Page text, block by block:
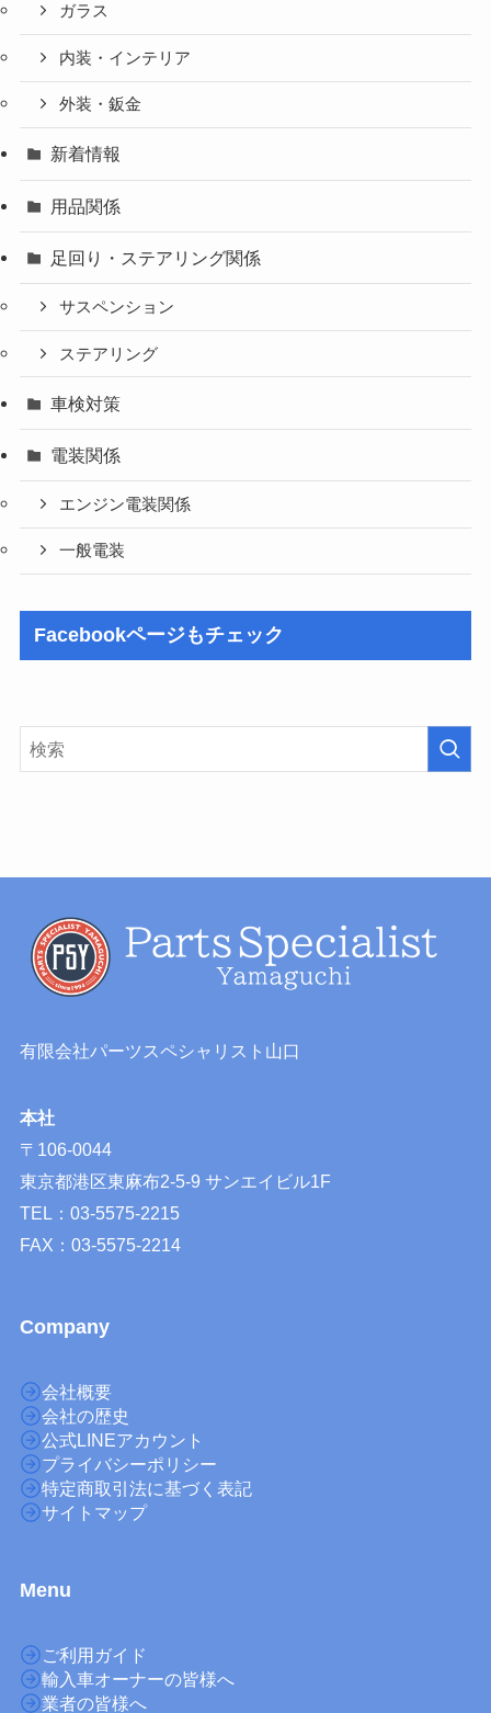
ガラス
内装・インテリア
外装・鈑金
新着情報
用品関係
足回り・ステアリング関係
サスペンション
ステアリング
車検対策
電装関係
エンジン電装関係
一般電装
Facebookページもチェック
有限会社パーツスペシャリスト山口
本社
〒106-0044
東京都港区東麻布2-5-9 サンエイビル1F
TEL：03-5575-2215
FAX：03-5575-2214
Company
会社概要
会社の歴史
公式LINEアカウント
プライバシーポリシー
特定商取引法に基づく表記
サイトマップ
Menu
ご利用ガイド
輸入車オーナーの皆様へ
業者の皆様へ